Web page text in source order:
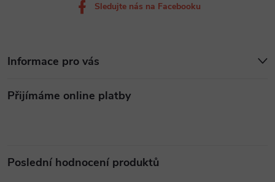
Informace pro vás
Přijímáme online platby
Poslední hodnocení produktů
Sledujte nás na Facebooku